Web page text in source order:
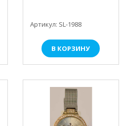
Артикул: SL-1988
В КОРЗИНУ